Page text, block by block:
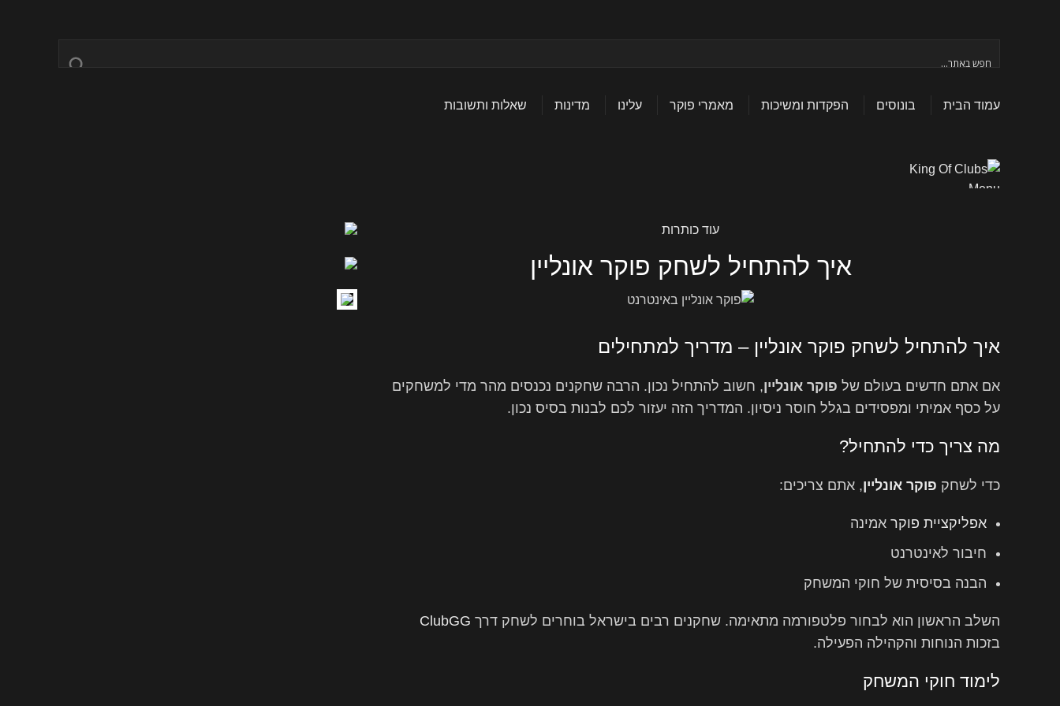
עמוד הבית בונוסים הפקדות ומשיכות מאמרי פוקר עלינו מדינות שאלות ותשובות
Menu
עוד כותרות
איך להתחיל לשחק פוקר אונליין
איך להתחיל לשחק פוקר אונליין – מדריך למתחילים
אם אתם חדשים בעולם של פוקר אונליין, חשוב להתחיל נכון. הרבה שחקנים נכנסים מהר מדי למשחקים
על כסף אמיתי ומפסידים בגלל חוסר ניסיון. המדריך הזה יעזור לכם לבנות בסיס נכון.
מה צריך כדי להתחיל?
כדי לשחק פוקר אונליין, אתם צריכים:
אפליקציית פוקר אמינה
חיבור לאינטרנט
הבנה בסיסית של חוקי המשחק
השלב הראשון הוא לבחור פלטפורמה מתאימה. שחקנים רבים בישראל בוחרים לשחק דרך ClubGG
בזכות הנוחות והקהילה הפעילה.
לימוד חוקי המשחק